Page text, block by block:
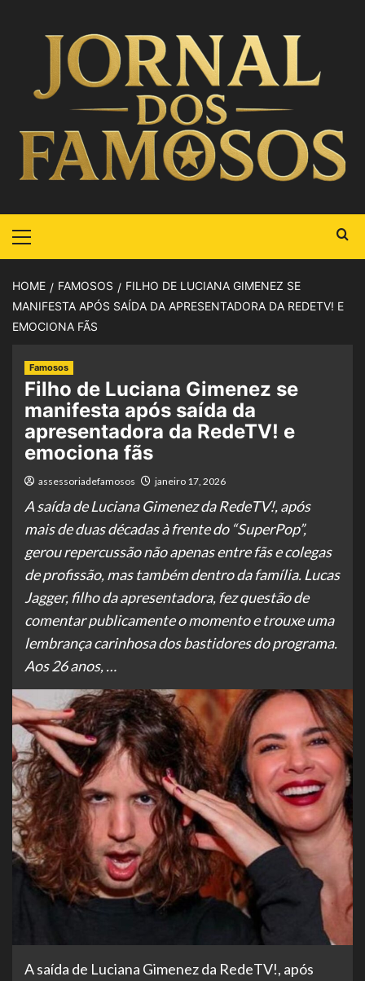
HOME FAMOSOS
FILHO DE LUCIANA GIMENEZ SE
MANIFESTA APÓS SAÍDA DA APRESENTADORA DA REDETV! E
EMOCIONA FÃS
Famosos
Filho de Luciana Gimenez se
manifesta após saída da
apresentadora da RedeTV! e
emociona fãs
assessoriadefamosos janeiro 17, 2026
A saída de Luciana Gimenez da RedeTV!, após
mais de duas décadas à frente do “SuperPop”,
gerou repercussão não apenas entre fãs e colegas
de profissão, mas também dentro da família. Lucas
Jagger, filho da apresentadora, fez questão de
comentar publicamente o momento e trouxe uma
lembrança carinhosa dos bastidores do programa.
Aos 26 anos, …
A saída de Luciana Gimenez da RedeTV!, após